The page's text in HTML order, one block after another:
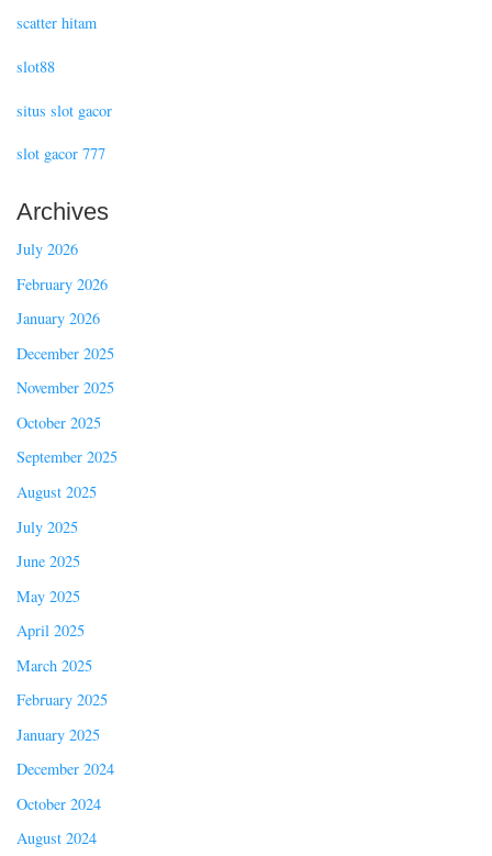
scatter hitam
slot88
situs slot gacor
slot gacor 777
Archives
July 2026
February 2026
January 2026
December 2025
November 2025
October 2025
September 2025
August 2025
July 2025
June 2025
May 2025
April 2025
March 2025
February 2025
January 2025
December 2024
October 2024
August 2024